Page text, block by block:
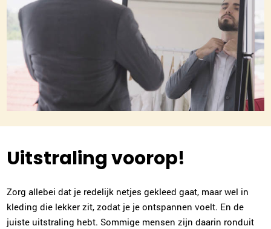
Uitstraling voorop!
Zorg allebei dat je redelijk netjes gekleed gaat, maar wel in
kleding die lekker zit, zodat je je ontspannen voelt. En de
juiste uitstraling hebt. Sommige mensen zijn daarin ronduit